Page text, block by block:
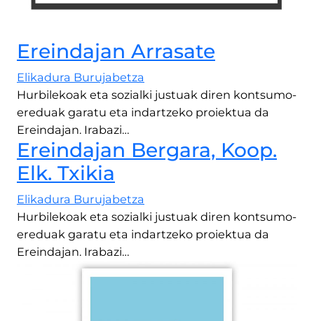
Ereindajan Arrasate
Elikadura Burujabetza
Hurbilekoak eta sozialki justuak diren kontsumo-
ereduak garatu eta indartzeko proiektua da
Ereindajan. Irabazi…
Ereindajan Bergara, Koop.
Elk. Txikia
Elikadura Burujabetza
Hurbilekoak eta sozialki justuak diren kontsumo-
ereduak garatu eta indartzeko proiektua da
Ereindajan. Irabazi…